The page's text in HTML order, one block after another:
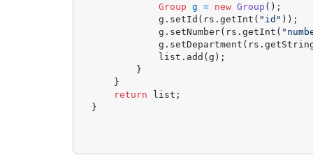
Group
g = new Group ();
            g.setId(rs.getInt(
"id" ));
            g.setNumber(rs.getInt(
            list.add(g);
        }
    }
return list;